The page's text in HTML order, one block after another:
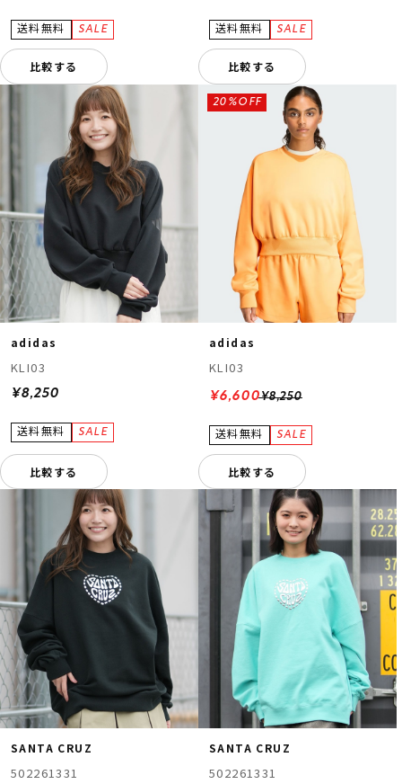
比較する 比較する
adidas
KLI03
¥8,250
比較する
adidas
KLI03
¥8,250
20%OFF
¥6,600
比較する
SANTA CRUZ
502261331
SANTA CRUZ
502261331